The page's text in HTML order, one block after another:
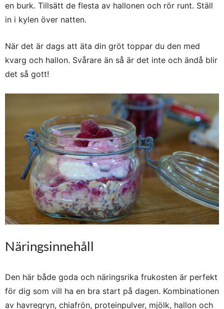
en burk. Tillsätt de flesta av hallonen och rör runt. Ställ
in i kylen över natten.
När det är dags att äta din gröt toppar du den med
kvarg och hallon. Svårare än så är det inte och ändå blir
det så gott!
Näringsinnehåll
Den här både goda och näringsrika frukosten är perfekt
för dig som vill ha en bra start på dagen. Kombinationen
av havregryn, chiafrön, proteinpulver, mjölk, hallon och